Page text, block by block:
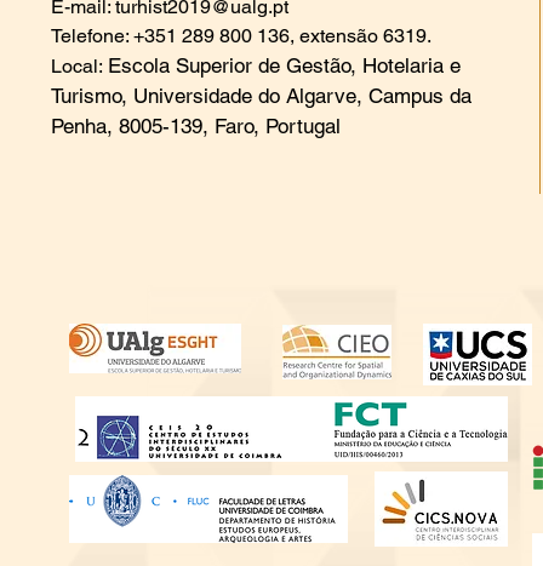
E-mail: turhist2019@ualg.pt
Telefone: +351 289 800 136, extensão 6319.
Local: Escola Superior de Gestão, Hotelaria e
Turismo, Universidade do Algarve, Campus da
Penha, 8005-139, Faro, Portugal